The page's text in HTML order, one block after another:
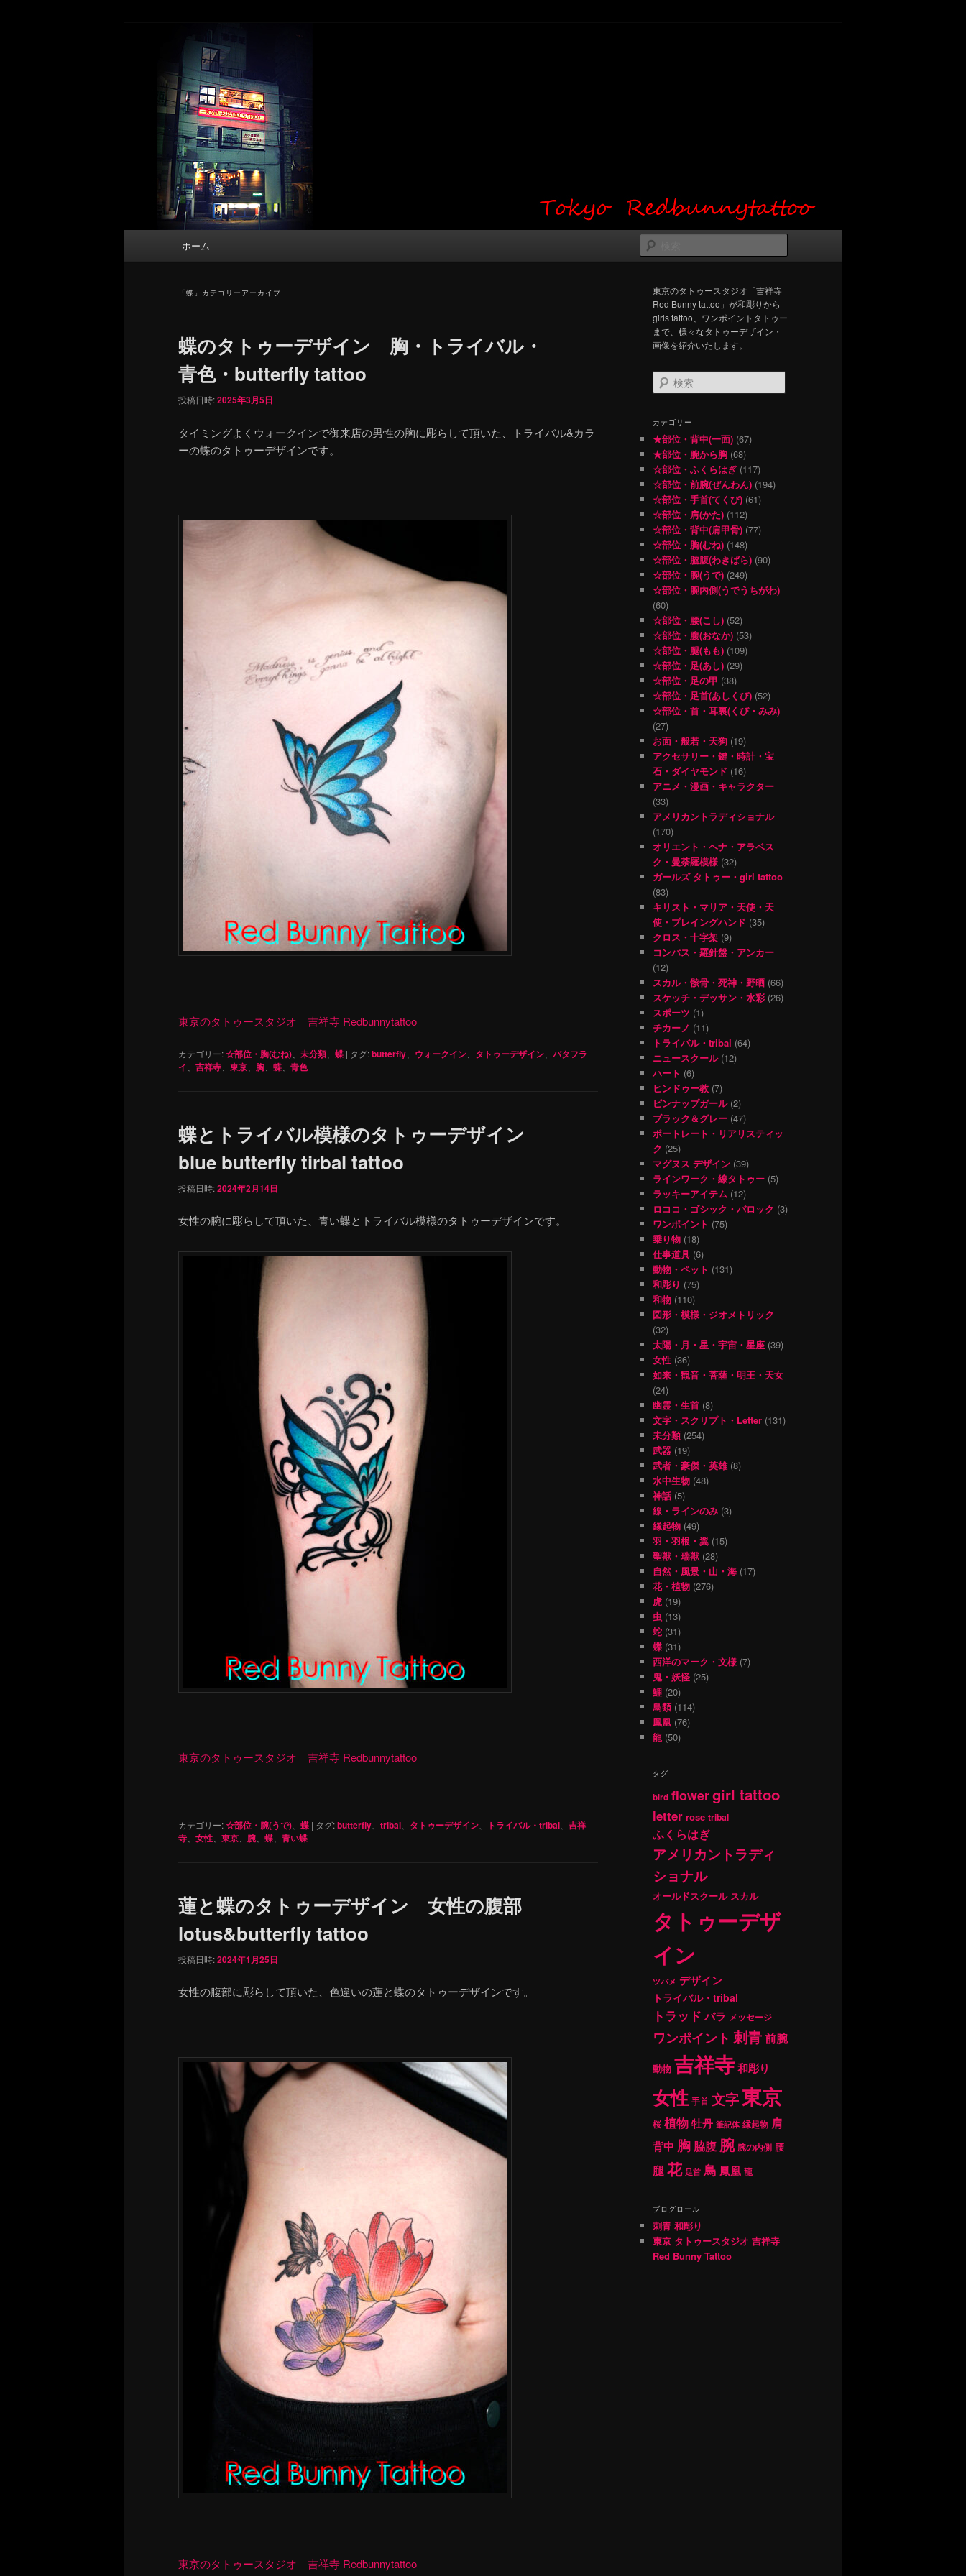
東京 タトゥースタジオ 吉祥寺 Red Bunny
Tattoo タトゥーデザイン・タトゥー画像
タトゥーデザイン・画像の紹介（和彫り・ワンポイント・girl tattoo）
索
ホーム
「蝶 」カテゴリーアーカイブ
蝶のタトゥーデザイン 胸・トライバル・
青色・butterfly tattoo
投稿日時:2025年3月5日
タイミングよくウォークインで御来店の男性の胸に彫らして頂いた、トライバル&カラ
ーの蝶のタトゥーデザインです。
東京のタトゥースタジオ 吉祥寺 Redbunnytattoo
カテゴリー:☆部位・胸(むね)、 未分類、 蝶 | タグ:butterfly、 ウォークイン、 タトゥーデザイン、 バタフラ
イ、 吉祥寺、 東京、 胸、 蝶、 青色
蝶とトライバル模様のタトゥーデザイン
blue butterfly tirbal tattoo
投稿日時:2024年2月14日
女性の腕に彫らして頂いた、青い蝶とトライバル模様のタトゥーデザインです。
東京のタトゥースタジオ 吉祥寺 Redbunnytattoo
カテゴリー:☆部位・腕(うで) 蝶 | タグ:butterfly tribal タトゥーデザイン トライバル・tribal
吉祥
寺
女性 東京 腕 蝶 青い蝶
蓮と蝶のタトゥーデザイン 女性の腹部
lotus&butterfly tattoo
投稿日時:2024年1月25日
女性の腹部に彫らして頂いた、色違いの蓮と蝶のタトゥーデザインです。
東京のタトゥースタジオ 吉祥寺 Redbunnytattoo
東京のタトゥースタジオ「吉祥寺
Red Bunny tattoo」が和彫りから
girls tattoo、ワンポイントタトゥー
まで、様々なタトゥーデザイン・
画像を紹介いたします。
検
索
カテゴリー
★部位・背中(一面) (67)
★部位・腕から胸 (68)
☆部位・ふくらはぎ (117)
☆部位・前腕(ぜんわん) (194)
☆部位・手首(てくび) (61)
☆部位・肩(かた) (112)
☆部位・背中(肩甲骨) (77)
☆部位・胸(むね) (148)
☆部位・脇腹(わきばら) (90)
☆部位・腕(うで) (249)
☆部位・腕内側(うでうちがわ)
(60)
☆部位・腰(こし) (52)
☆部位・腹(おなか) (53)
☆部位・腿(もも) (109)
☆部位・足(あし) (29)
☆部位・足の甲 (38)
☆部位・足首(あしくび) (52)
☆部位・首・耳裏(くび・みみ)
(27)
お面・般若・天狗 (19)
アクセサリー・鍵・時計・宝
石・ダイヤモンド (16)
アニメ・漫画・キャラクター
(33)
アメリカントラディショナル
(170)
オリエント・ヘナ・アラベス
ク・曼荼羅模様 (32)
ガールズ タトゥー・girl tattoo
(83)
キリスト・マリア・天使・天
使・プレイングハンド (35)
クロス・十字架 (9)
コンパス・羅針盤・アンカー
(12)
スカル・骸骨・死神・野晒 (66)
スケッチ・デッサン・水彩 (26)
スポーツ (1)
チカーノ (11)
トライバル・tribal (64)
ニュースクール(12)
ハート (6)
ヒンドゥー教 (7)
ピンナップガール(2)
ブラック＆グレー (47)
ポートレート・リアリスティッ
ク (25)
マグヌス デザイン (39)
ラインワーク・線タトゥー (5)
ラッキーアイテム (12)
ロココ・ゴシック・バロック (3)
ワンポイント (75)
乗り物 (18)
仕事道具 (6)
動物・ペット (131)
和彫り (75)
和物 (110)
図形・模様・ジオメトリック
(32)
太陽・月・星・宇宙・星座 (39)
女性 (36)
如来・観音・菩薩・明王・天女
(24)
幽霊・生首 (8)
文字・スクリプト・Letter (131)
未分類(254)
武器 (19)
武者・豪傑・英雄(8)
水中生物 (48)
神話 (5)
線・ラインのみ (3)
縁起物 (49)
羽・羽根・翼 (15)
聖獣・瑞獣 (28)
自然・風景・山・海 (17)
花・植物 (276)
虎 (19)
虫 (13)
蛇 (31)
蝶 (31)
西洋のマーク・文様 (7)
鬼・妖怪 (25)
鯉 (20)
鳥類(114)
鳳凰 (76)
龍 (50)
タグ
bird flowergirl tattoo
letter rose tribal
ふくらはぎ
アメリカントラディ
ショナル
オールドスクール スカル
タトゥーデザ
イン
ツバメ デザイン
トライバル・tribal
トラッド バラ メッセージ
ワンポイント 刺青前腕
動物 吉祥寺和彫り
女性 手首 文字東京
桜 植物牡丹 筆記体 縁起物 肩
背中 胸 脇腹 腕 腕の内側 腰
腿花 足首 鳥 鳳凰 龍
ブログロール
刺青 和彫り
東京 タトゥースタジオ 吉祥寺
Red Bunny Tattoo